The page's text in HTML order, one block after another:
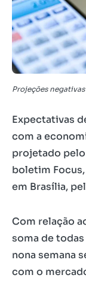
Projeções
Expectativas
com a
projetado
boletim
em Brasília,
Com relação
soma de todas
nona semana
com o